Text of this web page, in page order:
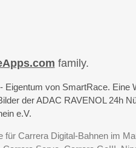
family.
von SmartRace. Eine
der ADAC RAVENOL 24h
e.V.
Carrera Digital-Bahnen im